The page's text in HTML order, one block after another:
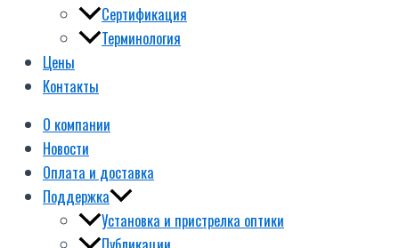
Сертификация
Терминология
Цены
Контакты
О компании
Новости
Оплата и доставка
Поддержка
Установка и пристрелка оптики